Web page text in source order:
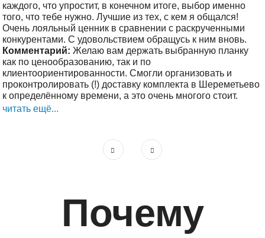
каждого, что упростит, в конечном итоге, выбор именно
того, что тебе нужно. Лучшие из тех, с кем я общался!
Очень лояльный ценник в сравнении с раскрученными
конкурентами. С удовольствием обращусь к ним вновь.
Комментарий: Желаю вам держать выбранную планку
как по ценообразованию, так и по
клиентоориентированности. Смогли организовать и
проконтролировать (!) доставку комплекта в Шереметьево
к определённому времени, а это очень многого стоит.
читать ещё...
Почему